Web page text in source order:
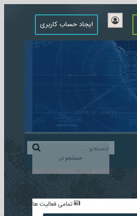
ایجاد حساب کاربری
جستجو در
تمامی فعالیت ها